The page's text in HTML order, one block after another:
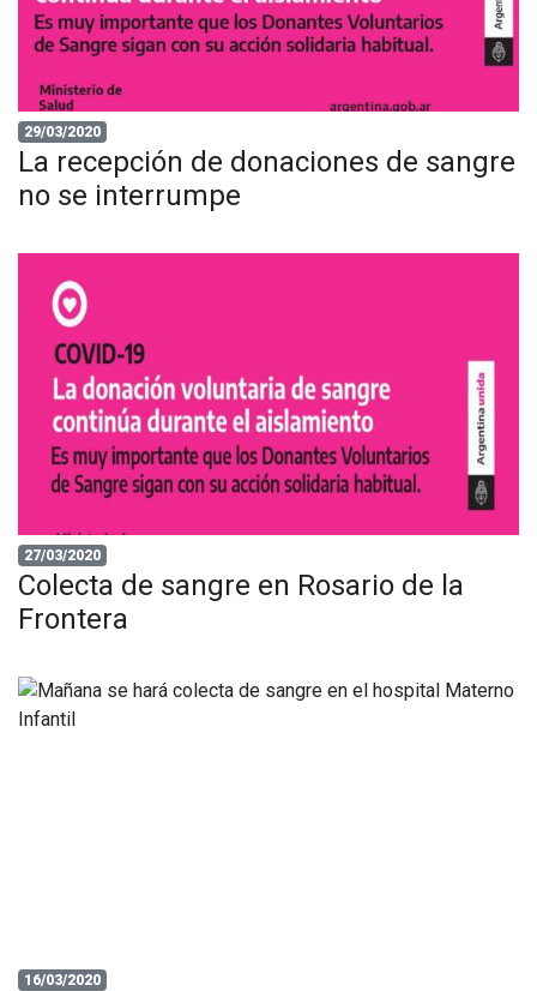
29/03/2020
La recepción de donaciones de sangre
no se interrumpe
27/03/2020
Colecta de sangre en Rosario de la
Frontera
16/03/2020